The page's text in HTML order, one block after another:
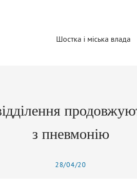
Шостка і міська влада
з пневмонію
28/04/20